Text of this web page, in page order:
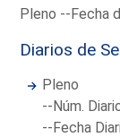
Pleno --Fecha
Diarios de
Pleno
--Núm.
--Fecha